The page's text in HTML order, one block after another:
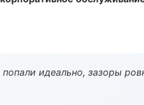
идеально, зазоры